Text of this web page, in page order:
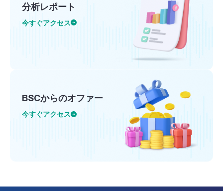
分析レポート
今すぐアクセス
BSCからのオファー
今すぐアクセス